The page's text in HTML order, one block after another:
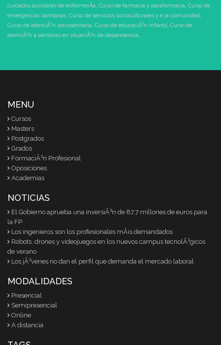
cuidados auxiliares de enfermerÃ­a, Curso de farmacia y parafarmacia, Curso de
emergencias sanitarias, Curso de servicios socioculturales y a la comunidad,
Curso de atenciÃ³n sociosanitaria, Curso de educaciÃ³n infantil, Curso de
atenciÃ³n a personas en situaciÃ³n de dependencia,
MENU
Cursos
Masters
Postgrados
Grados
FormaciÃ³n Profesional
Oposiciones
Academias
NOTICIAS
El Gobierno aprueba una inversiÃ³n de 87,7 millones de euros para
la FP
Los ingenieros son los profesionales mÃ¡s demandados
Robots, drones y videojuegos en los nuevos campus tecnolÃ³gicos
de verano
Los jÃ³venes no dan el perfil que demanda el mercado laboral
MODALIDADES
Presencial
Semipresencial
Online
A distancia